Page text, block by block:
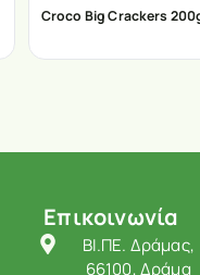
Croco Big Crackers
Επικοινωνία
ΒΙ.ΠΕ. Δράμας,
66100, Δράμα